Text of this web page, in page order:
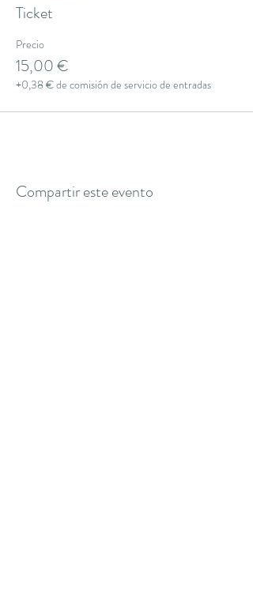
Ticket
Precio
15,00 €
+0,38 € de comisión de servicio de entradas
Compartir este evento